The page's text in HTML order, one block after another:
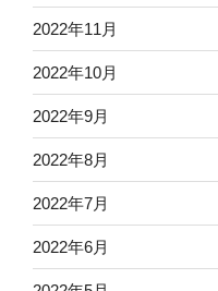
2022年11月
2022年10月
2022年9月
2022年8月
2022年7月
2022年6月